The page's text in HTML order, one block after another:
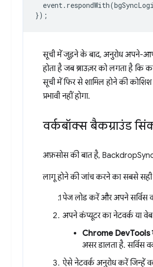
event. respondWith(
});
सूची में जुड़ने के बाद, अनुरोध अपने-आप
होता है जब ब्राउज़र को लगता है कि
सूची में फिर से शामिल होने की
प्रभावी नहीं होगा.
वर्कबॉक्स बैकग्राउंड
अफ़सोस की बात है,
लागू होने की जांच करने का सबसे सही
पेज लोड करें और अपने सर्विस
अपने कंप्यूटर का नेटवर्क या
Chrome
असर डालता है. सर्विस
ऐसे नेटवर्क अनुरोध करें जिन्हें